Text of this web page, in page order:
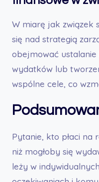
W miarę jak związek
się nad strategią
obejmować ustalanie
wydatków lub
wspólne cele, co
Pytanie, kto płaci na
niż mogłoby się
leży w